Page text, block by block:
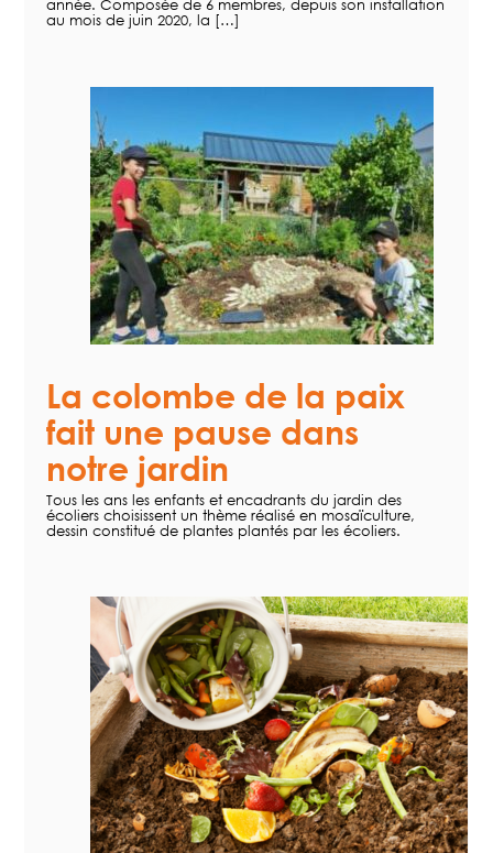
année. Composée de 6 membres, depuis son installation
au mois de juin 2020, la […]
La colombe de la paix
fait une pause dans
notre jardin
Tous les ans les enfants et encadrants du jardin des
écoliers choisissent un thème réalisé en mosaïculture,
dessin constitué de plantes plantés par les écoliers.